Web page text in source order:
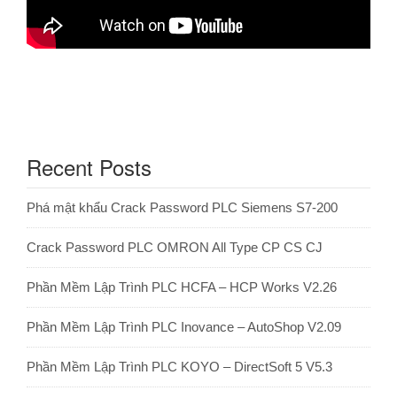
Recent Posts
Phá mật khẩu Crack Password PLC Siemens S7-200
Crack Password PLC OMRON All Type CP CS CJ
Phần Mềm Lập Trình PLC HCFA – HCP Works V2.26
Phần Mềm Lập Trình PLC Inovance – AutoShop V2.09
Phần Mềm Lập Trình PLC KOYO – DirectSoft 5 V5.3